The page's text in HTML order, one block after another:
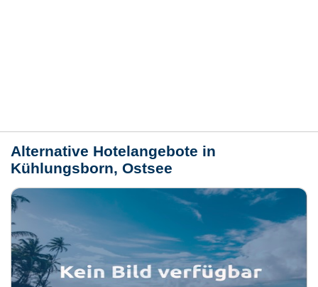
Alternative Hotelangebote in
Kühlungsborn, Ostsee